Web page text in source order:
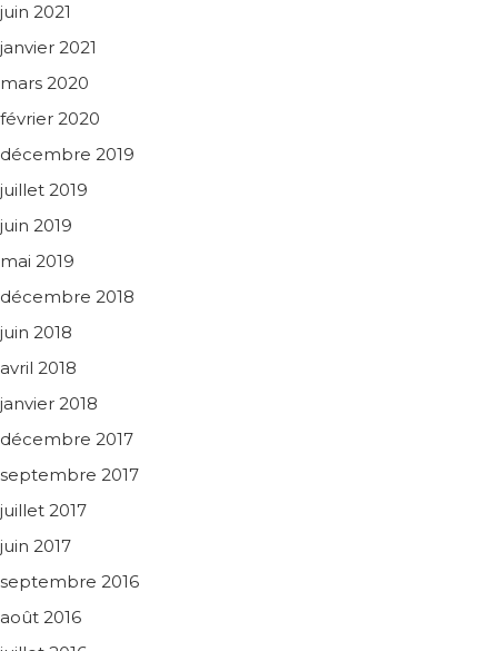
juin 2021
janvier 2021
mars 2020
février 2020
décembre 2019
juillet 2019
juin 2019
mai 2019
décembre 2018
juin 2018
avril 2018
janvier 2018
décembre 2017
septembre 2017
juillet 2017
juin 2017
septembre 2016
août 2016